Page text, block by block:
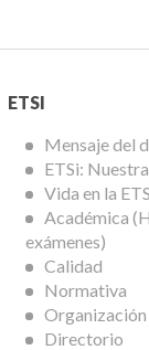
Menú
ETSi
ETSI
Mensaje del
ETSi:
Vida en la
Académica
exámenes)
Calidad
Normativa
Organización
Directorio